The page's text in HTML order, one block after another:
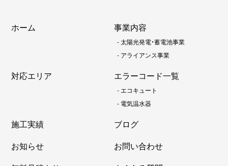
ホーム 事業内容
-太陽光発電・蓄電池事業
- アライアンス事業
対応エリア エラーコード一覧
-エコキュート
- 電気温水器
施工実績
ブログ
お知らせ
お問い合わせ